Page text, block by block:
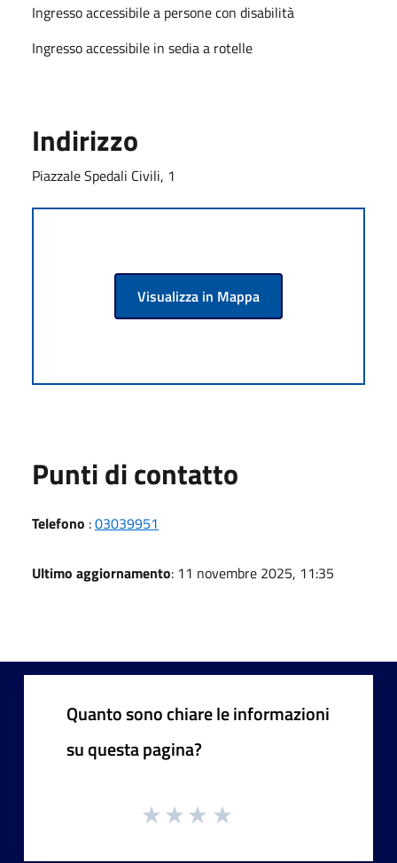
Ingresso accessibile a persone con disabilità
Ingresso accessibile in sedia a rotelle
Indirizzo
Piazzale Spedali Civili, 1
Visualizza in Mappa
Punti di contatto
Telefono :03039951
Ultimo aggiornamento: 11 novembre 2025, 11:35
Quanto sono chiare le informazioni
su questa pagina?